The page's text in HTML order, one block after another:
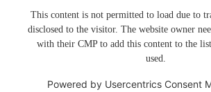
This content is not permitted to load due to
disclosed to the visitor. The website owner
with their CMP to add this content to the
used.
Powered by Usercentrics Consent